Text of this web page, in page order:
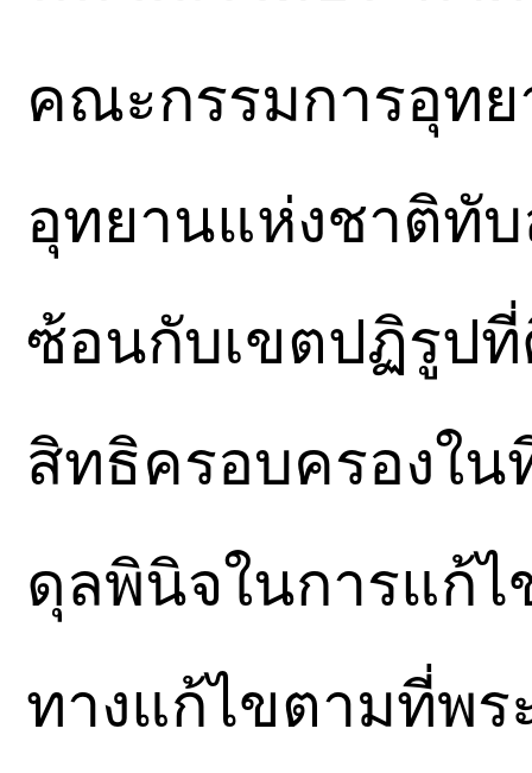
คณะกรรมการอุท
อุทยานแห่งชาติทั
ซ้อนกับเขตปฏิรูป
สิทธิครอบครองใน
ดุลพินิจในการแก้
ทางแก้ไขตามที่พ